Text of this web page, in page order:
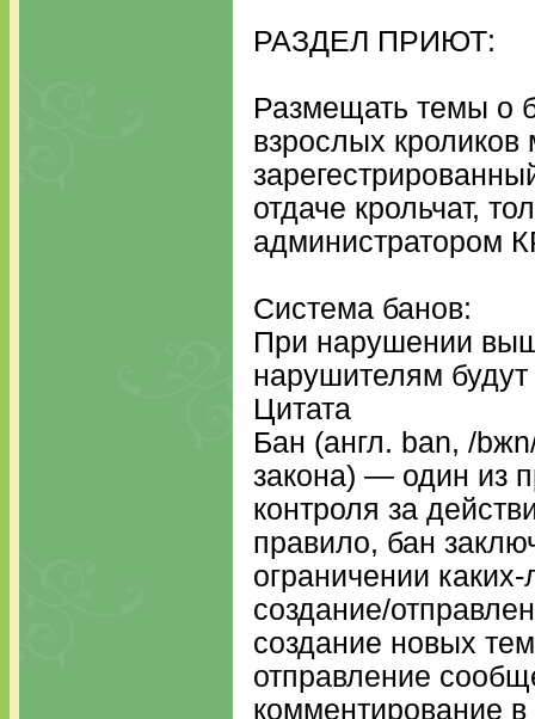
РАЗДЕЛ ПРИЮТ:
Размещать темы о
взрослых
отдаче крольчат,
администратором
Система банов:
При нарушении
нарушителям
Цитата
Бан (англ. ban, /
закона) — один из
контроля за
правило, бан
ограничении
создание/
создание новых
отправление
комментирование